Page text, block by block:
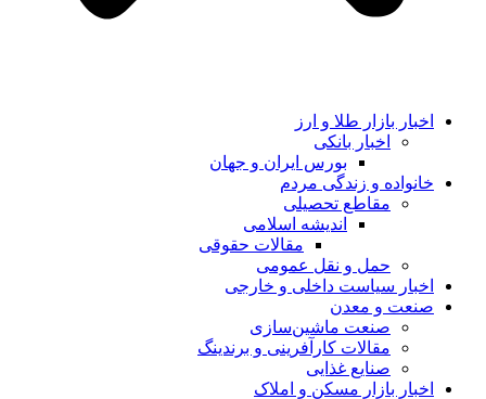
اخبار بازار طلا و ارز
اخبار بانکی
بورس ایران و جهان
خانواده و زندگی مردم
مقاطع تحصیلی
اندیشه اسلامی
مقالات حقوقی
حمل و نقل عمومی
اخبار سیاست داخلی و خارجی
صنعت و معدن
صنعت ماشین‌سازی
مقالات کارآفرینی و برندینگ
صنایع غذایی
اخبار بازار مسکن و املاک